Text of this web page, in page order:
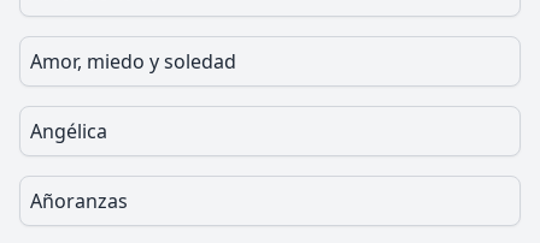
Amor, miedo y soledad
Angélica
Añoranzas